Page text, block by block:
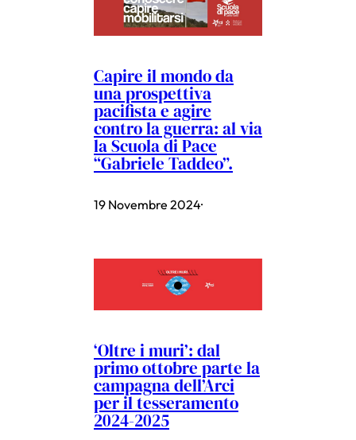
Capire il mondo da
una prospettiva
pacifista e agire
contro la guerra: al via
la Scuola di Pace
“Gabriele Taddeo”.
19 Novembre 2024·
‘Oltre i muri’: dal
primo ottobre parte la
campagna dell’Arci
per il tesseramento
2024-2025